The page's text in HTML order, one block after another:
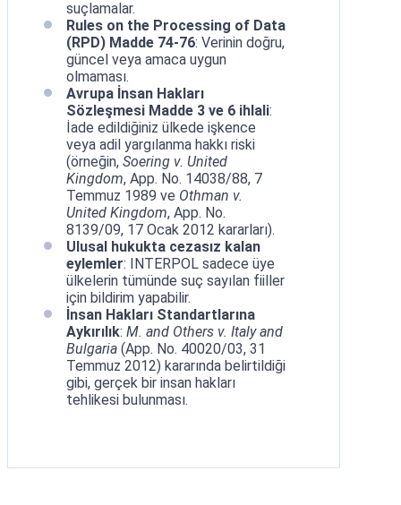
suçlamalar.
Rules on the Processing of Data
(RPD) Madde 74-76: Verinin doğru,
güncel veya amaca uygun
olmaması.
Avrupa İnsan Hakları
Sözleşmesi Madde 3 ve 6 ihlali:
İade edildiğiniz ülkede işkence
veya adil yargılanma hakkı riski
(örneğin, Soering v. United
Kingdom, App. No. 14038/88, 7
Temmuz 1989 ve Othman v.
United Kingdom, App. No.
8139/09, 17 Ocak 2012 kararları).
Ulusal hukukta cezasız kalan
eylemler: INTERPOL sadece üye
ülkelerin tümünde suç sayılan fiiller
için bildirim yapabilir.
İnsan Hakları Standartlarına
Aykırılık: M. and Others v. Italy and
Bulgaria (App. No. 40020/03, 31
Temmuz 2012) kararında belirtildiği
gibi, gerçek bir insan hakları
tehlikesi bulunması.